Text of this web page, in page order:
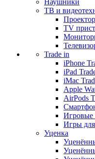
Наушники
ТВ и
TV
Trade in
iPhone
iPad
iMac
Apple
AirPods
Игровые
Игры для
Уценка